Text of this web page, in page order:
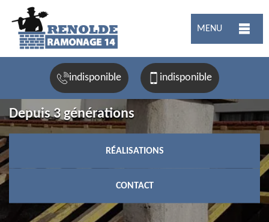
MENU
indisponible indisponible
Depuis 3 générations
RÉALISATIONS
CONTACT